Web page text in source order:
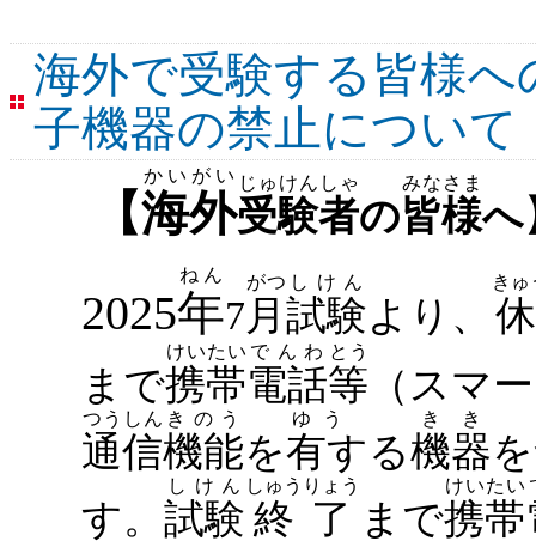
海外で受験する皆様
子機器の禁止について
【海外
かいがい
受験者
じゅけんしゃ
の皆様
みなさま
へ
2025年
ねん
7月
がつ
試験
しけん
より、
きゅ
まで携帯
けいたい
電話
でんわ
等
とう
（スマ
通信
つうしん
機能
きのう
を有する
ゆう
機器
きき
を
す。 試験
しけん
終了
しゅうりょう
まで携帯
けいたい